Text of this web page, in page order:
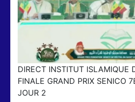
DIRECT INSTITUT ISLAMIQUE
FINALE GRAND PRIX SENICO
JOUR 2